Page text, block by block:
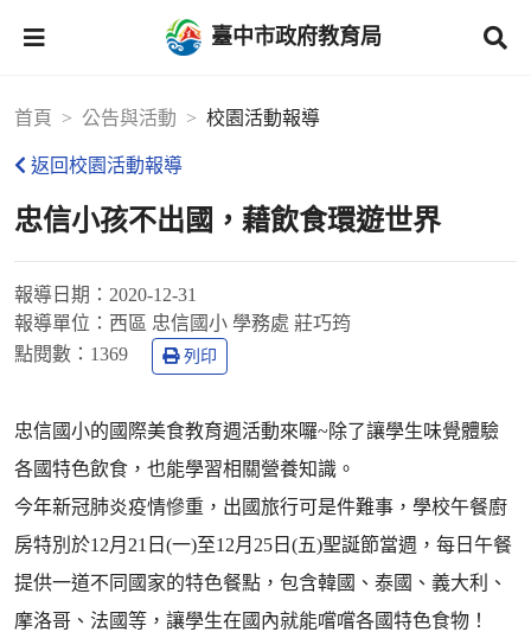
臺中市政府教育局
首頁 公告與活動 校園活動報導
返回校園活動報導
忠信小孩不出國，藉飲食環遊世界
報導日期： 2020-12-31
報導單位： 西區 忠信國小 學務處 莊巧筠
點閱數： 1369 列印
忠信國小的國際美食教育週活動來囉~除了讓學生味覺體驗
各國特色飲食，也能學習相關營養知識。
今年新冠肺炎疫情慘重，出國旅行可是件難事，學校午餐廚
房特別於12月21日(一)至12月25日(五)聖誕節當週，每日午餐
提供一道不同國家的特色餐點，包含韓國、泰國、義大利、
摩洛哥、法國等，讓學生在國內就能嚐嚐各國特色食物！